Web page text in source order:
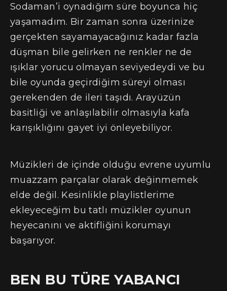
Sodaman’i oynadığım süre boyunca hiç
yaşamadım. Bir zaman sonra üzerinize
gerçekten sayamayacağınız kadar fazla
düşman bile gelirken ne renkler ne de
ışıklar yorucu olmayan seviyedeydi ve bu
bile oyunda geçirdiğim süreyi olması
gerekenden de ileri taşıdı. Arayüzün
basitliği ve anlaşılabilir olmasıyla kafa
karışıklığını gayet iyi önleyebiliyor.
Müzikleri de içinde olduğu evrene uyumlu
muazzam parçalar olarak değinmemek
elde değil. Kesinlikle playlistlerime
ekleyeceğim bu tatlı müzikler oyunun
heyecanını ve aktifliğini korumayı
başarıyor.
BEN BU TÜRE YABANCI